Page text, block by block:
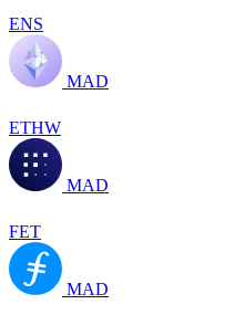
ENS
MAD
ETHW
MAD
FET
MAD